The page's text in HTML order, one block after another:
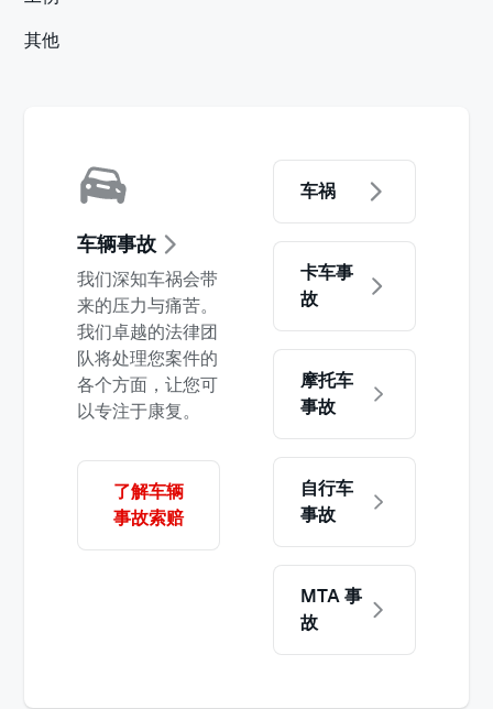
其他
车辆事故
我们深知车祸会带
来的压力与痛苦。
我们卓越的法律团
队将处理您案件的
各个方面，让您可
以专注于康复。
了解车辆
事故索赔
车祸
卡车事
故
摩托车
事故
自行车
事故
MTA 事
故